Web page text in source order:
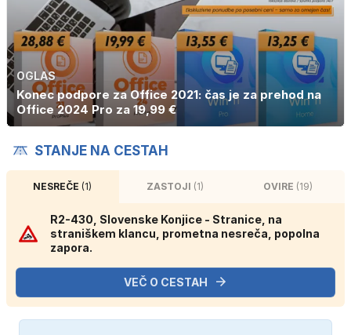
OGLAS
Konec podpore za Office 2021: čas je za prehod na
Office 2024 Pro za 19,99 €
STANJE NA CESTAH
NESREČE(1) ZASTOJI (1) OVIRE (19)
R2-430, Slovenske Konjice - Stranice, na
straniškem klancu, prometna nesreča, popolna
zapora.
VEČ O CESTAH